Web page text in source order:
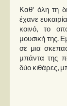
Καθ' όλη τη
έχανε
κοινό, το
μουσική της.
σε μια
μπάντα της
δύο κιθάρες,